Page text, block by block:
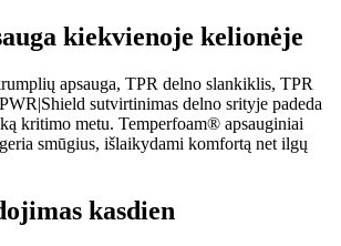
kiekvienoje kelionėje
apsauga, TPR delno slankiklis, TPR
sutvirtinimas delno srityje padeda
kritimo metu. Temperfoam® apsauginiai
smūgius, išlaikydami komfortą net ilgų
kasdien